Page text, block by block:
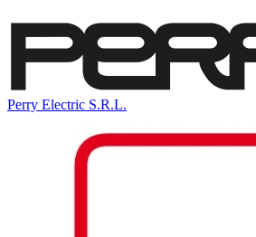
Perry Electric S.R.L.